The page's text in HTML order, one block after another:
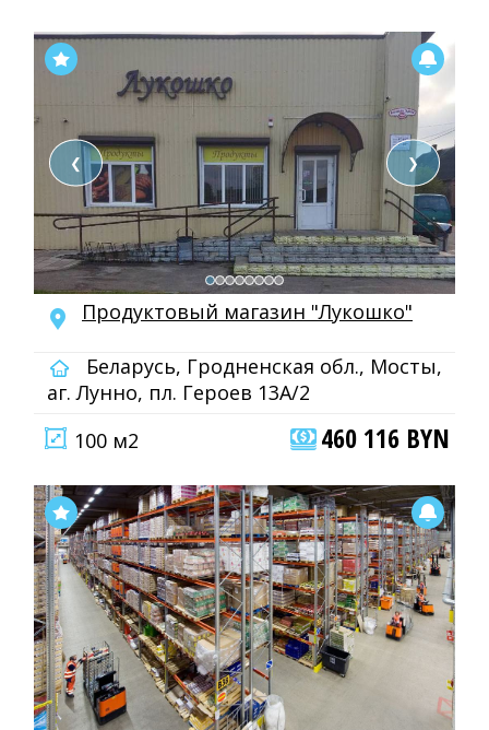
❮ ❯
Продуктовый магазин "Лукошко"
Беларусь, Гродненская обл., Мосты,
аг. Лунно, пл. Героев 13А/2
100 м2
460 116 BYN